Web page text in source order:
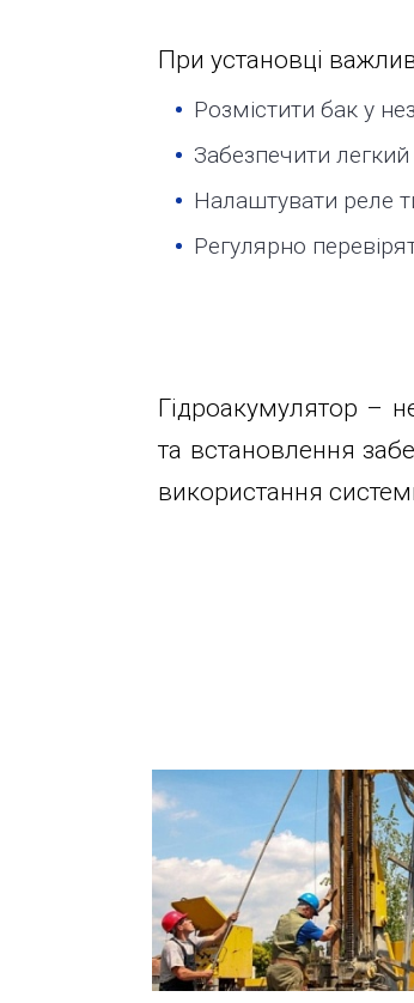
При установці
Розмістити бак у
Забезпечити
Налаштувати реле
Регулярно
Гідроакумулятор –
та встановлення
використання